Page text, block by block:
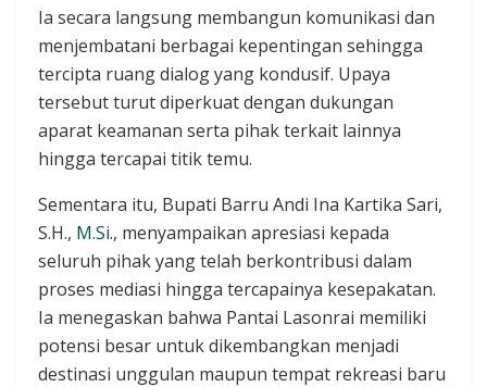
Ia secara langsung membangun komunikasi dan
menjembatani berbagai kepentingan sehingga
tercipta ruang dialog yang kondusif. Upaya
tersebut turut diperkuat dengan dukungan
aparat keamanan serta pihak terkait lainnya
hingga tercapai titik temu.
Sementara itu, Bupati Barru Andi Ina Kartika Sari,
S.H., M.Si., menyampaikan apresiasi kepada
seluruh pihak yang telah berkontribusi dalam
proses mediasi hingga tercapainya kesepakatan.
Ia menegaskan bahwa Pantai Lasonrai memiliki
potensi besar untuk dikembangkan menjadi
destinasi unggulan maupun tempat rekreasi baru